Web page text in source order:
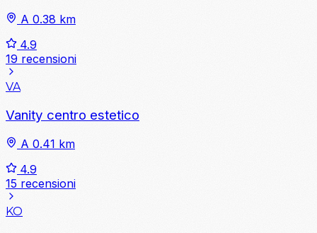
A 0.38 km
4.9
19 recensioni
VA
Vanity centro estetico
A 0.41 km
4.9
15 recensioni
KO